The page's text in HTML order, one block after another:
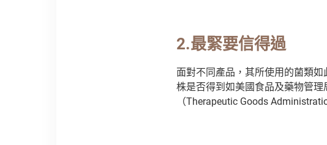
2.最緊要信得過
面對不同產品，其所使用的菌類
株是否得到如美國食品及藥物管
（Therapeutic Goods